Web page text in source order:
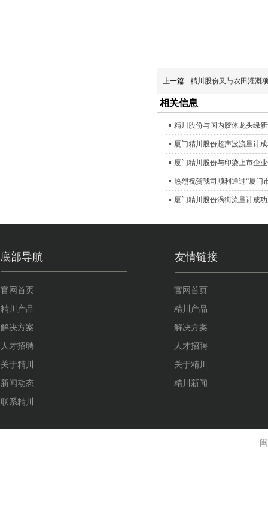
上一篇 精川股份又与农田灌溉
相关信息
精川股份与国内胶体龙头绿
厦门精川股份超声波流量计
厦门精川股份与印染上市企
热烈祝贺我司顺利通过“厦门
厦门精川股份涡街流量计成
官网首页
精川产品
解决方案
人才招聘
关于精川
新闻动态
联系精川
官网首页
精川产品
解决方案
人才招聘
关于精川
精川新闻
底部导航 友情链接